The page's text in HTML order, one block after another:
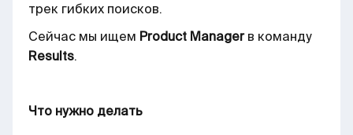
трек гибких поисков.
Сейчас мы ищем Product Managerв команду
Results.
Что нужно делать